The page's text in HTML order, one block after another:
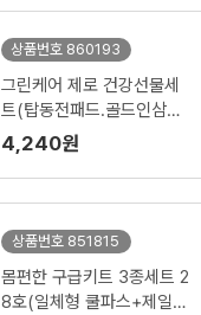
상품번호 860193
그린케어 제로 건강선물세
트(탑동전패드.골드인삼패
드.지압기)홍보.판촉
4,240원
상품번호 851815
몸편한 구급키트 3종세트 2
8호(일체형 쿨파스+제일파